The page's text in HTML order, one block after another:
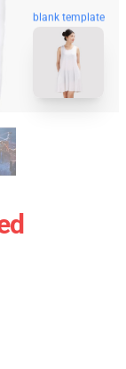
blank template